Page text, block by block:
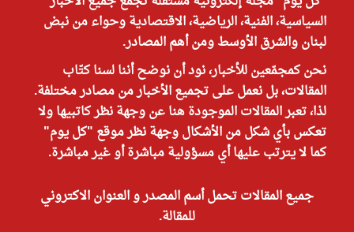
السياسية، الفنية، الرياضية، الاقتصادية وحواء من نبض
لبنان والشرق الأوسط ومن أهم المصادر.
نحن كمجمّعين للأخبار، نود أن نوضح أننا لسنا كتّاب
المقالات، بل نعمل على تجميع الأخبار من مصادر مختلفة.
لذا، تعبر المقالات الموجودة هنا عن وجهة نظر كاتبيها ولا
تعكس بأي شكل من الأشكال وجهة نظر موقع "كل يوم"
كما لا يترتب عليها أي مسؤولية مباشرة أو غير مباشرة.
جميع المقالات تحمل أسم المصدر و العنوان الاكتروني
للمقالة.